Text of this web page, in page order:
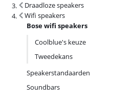
Draadloze speakers
Wifi speakers
Bose wifi speakers
Coolblue's keuze
Tweedekans
Speakerstandaarden
Soundbars